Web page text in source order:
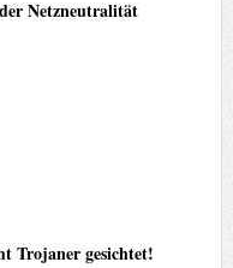
Netzneutralität
Trojaner gesichtet!